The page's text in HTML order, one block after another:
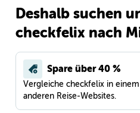
Deshalb suchen
checkfelix nach
Spare über 40 %
Vergleiche checkfelix in
anderen Reise-Websites.